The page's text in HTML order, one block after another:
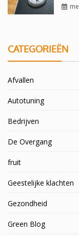
CATEGORIEËN
Afvallen
Autotuning
Bedrijven
De Overgang
fruit
Geestelijke klachten
Gezondheid
Green Blog